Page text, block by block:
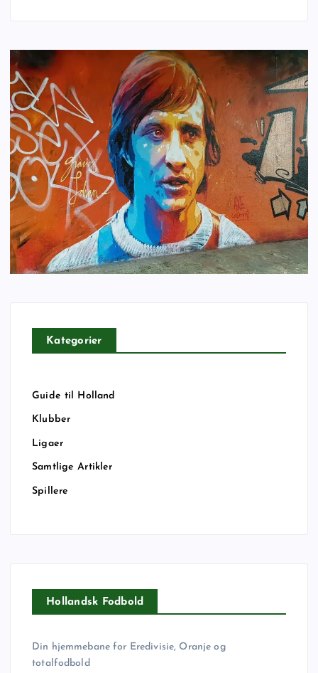
Kategorier
Guide til Holland
Klubber
Ligaer
Samtlige Artikler
Spillere
Hollandsk Fodbold
Din hjemmebane for Eredivisie, Oranje og
totalfodbold